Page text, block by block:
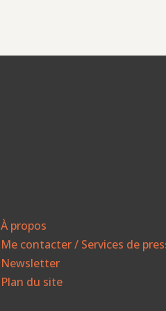
À propos
Me contacter / Services de
Newsletter
Plan du site